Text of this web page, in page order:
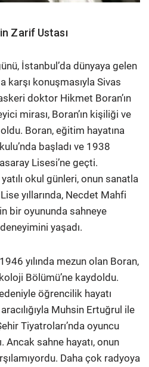
Zarif Ustası
İstanbul’da dünyaya gelen
karşı konuşmasıyla Sivas
doktor Hikmet Boran’ın
mirası, Boran’ın kişiliği ve
Boran, eğitim hayatına
başladı ve 1938
Lisesi’ne geçti.
okul günleri, onun sanatla
yıllarında, Necdet Mahfi
bir oyununda sahneye
yaşadı.
yılında mezun olan Boran,
Bölümü’ne kaydoldu.
öğrencilik hayatı
Muhsin Ertuğrul ile
Tiyatroları’nda oyuncu
Ancak sahne hayatı, onun
Daha çok radyoya